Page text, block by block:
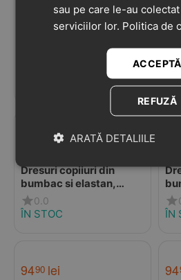
lei
bumbac si elastan,
29
ÎN
lei
Dresuri copiiuri din
bumbac si elastan,
picatele gri, roz,
Ciserom
0.0
ÎN STOC ÎN
9490 lei 94
sau pe care le-au
serviciilor lor. Politica de
ACCEPTĂ
REFUZĂ
ARATĂ DETALIILE